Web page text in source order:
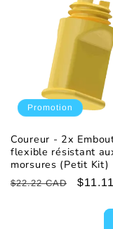
Promotion
Coureur - 2x
flexible résistant
morsures (Petit Kit)
Prix
$22.22 CAD
Prix